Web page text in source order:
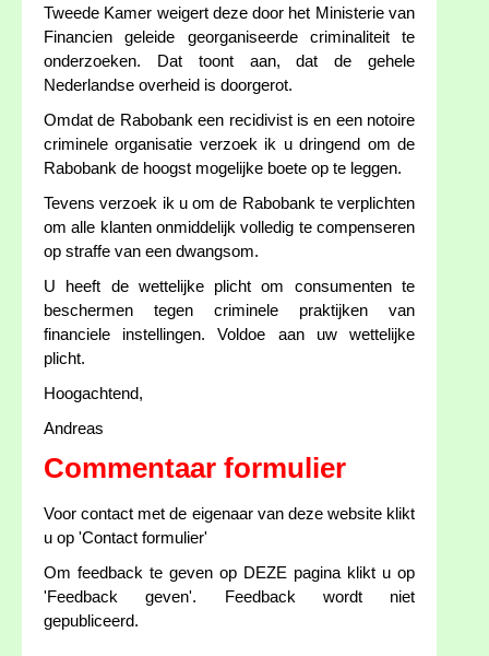
Tweede Kamer weigert deze door het Ministerie van
Financien geleide georganiseerde criminaliteit te
onderzoeken. Dat toont aan, dat de gehele
Nederlandse overheid is doorgerot.
Omdat de Rabobank een recidivist is en een notoire
criminele organisatie verzoek ik u dringend om de
Rabobank de hoogst mogelijke boete op te leggen.
Tevens verzoek ik u om de Rabobank te verplichten
om alle klanten onmiddelijk volledig te compenseren
op straffe van een dwangsom.
U heeft de wettelijke plicht om consumenten te
beschermen tegen criminele praktijken van
financiele instellingen. Voldoe aan uw wettelijke
plicht.
Hoogachtend,
Andreas
Commentaar formulier
Voor contact met de eigenaar van deze website klikt
u op 'Contact formulier'
Om feedback te geven op DEZE pagina klikt u op
'Feedback geven'. Feedback wordt niet
gepubliceerd.